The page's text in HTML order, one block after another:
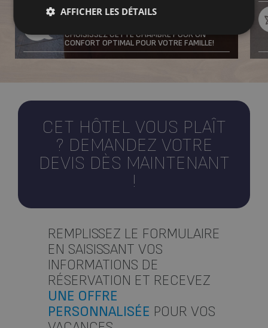
CHOISISSEZ CETTE CHAMBRE POUR UN
CONFORT OPTIMAL POUR VOTRE FAMILLE!
CET HÔTEL VOUS PLAÎT
? DEMANDEZ VOTRE
DEVIS DÈS MAINTENANT
!
REMPLISSEZ LE FORMULAIRE
EN SAISISSANT VOS
INFORMATIONS DE
RÉSERVATION ET RECEVEZ
UNE OFFRE
PERSONNALISÉE POUR VOS
AFFICHER LES DÉTAILS